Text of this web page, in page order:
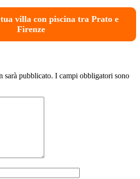
villa con piscina tra Prato e
Firenze
sarà pubblicato. I campi obbligatori sono